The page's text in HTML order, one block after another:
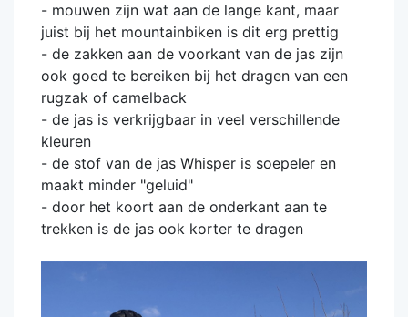
- mouwen zijn wat aan de lange kant, maar
juist bij het mountainbiken is dit erg prettig
- de zakken aan de voorkant van de jas zijn
ook goed te bereiken bij het dragen van een
rugzak of camelback
- de jas is verkrijgbaar in veel verschillende
kleuren
- de stof van de jas Whisper is soepeler en
maakt minder "geluid"
- door het koort aan de onderkant aan te
trekken is de jas ook korter te dragen